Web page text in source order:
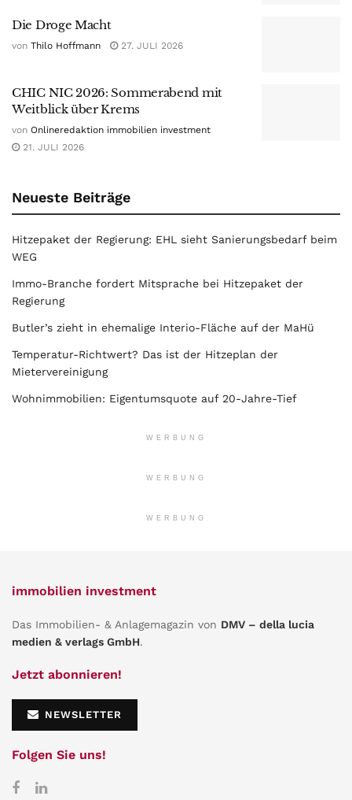
Die Droge Macht
von Thilo Hoffmann 27. JULI 2026
CHIC NIC 2026: Sommerabend mit
Weitblick über Krems
von Onlineredaktion immobilien investment
21. JULI 2026
Neueste Beiträge
Hitzepaket der Regierung: EHL sieht Sanierungsbedarf beim
WEG
Immo-Branche fordert Mitsprache bei Hitzepaket der
Regierung
Butler’s zieht in ehemalige Interio-Fläche auf der MaHü
Temperatur-Richtwert? Das ist der Hitzeplan der
Mietervereinigung
Wohnimmobilien: Eigentumsquote auf 20-Jahre-Tief
WERBUNG
WERBUNG
WERBUNG
immobilien investment
Das Immobilien- & Anlagemagazin von DMV – della lucia
medien & verlags GmbH.
Jetzt abonnieren!
NEWSLETTER
Folgen Sie uns!